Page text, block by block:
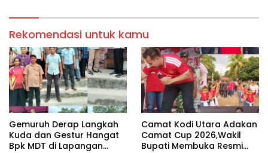
Rekomendasi untuk kamu
Gemuruh Derap Langkah
Kuda dan Gestur Hangat
Bpk MDT di Lapangan
Camat Kodi Utara Adakan
Camat Cup 2026,Wakil
Bupati Membuka Resmi